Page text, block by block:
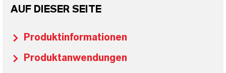
AUF DIESER SEITE
Produktinformationen
Produktanwendungen